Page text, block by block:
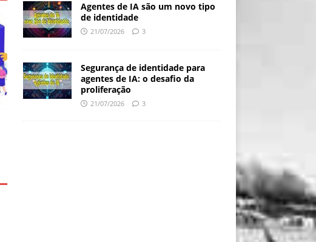
Agentes de IA são um novo tipo
de identidade
21/07/2026 3
Segurança de identidade para
agentes de IA: o desafio da
proliferação
21/07/2026 3